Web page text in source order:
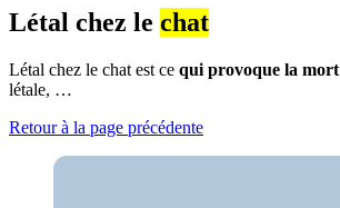
Létal chez le chat
Létal chez le chat est ce qui provoque la mort
létale, …
Retour à la page précédente